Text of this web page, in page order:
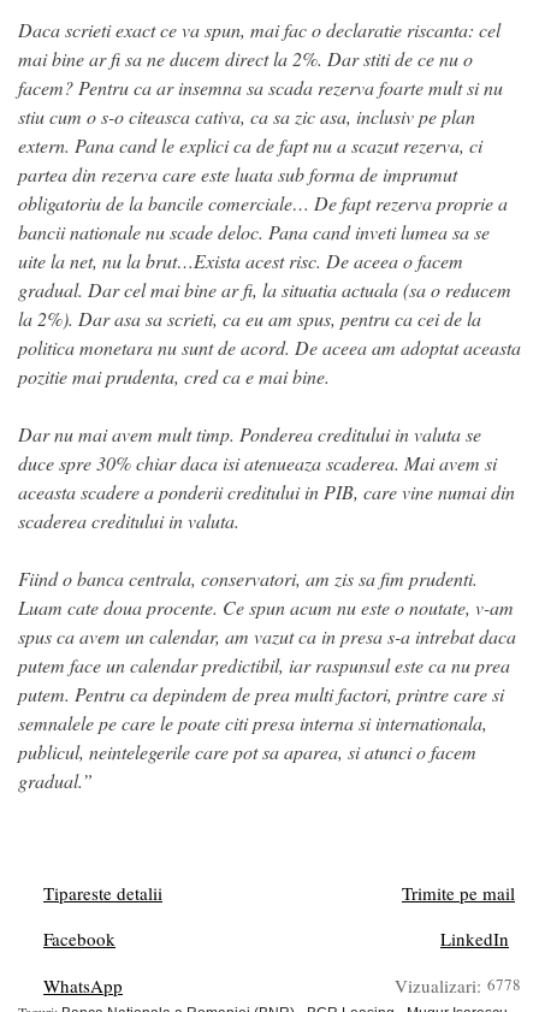
Daca scrieti exact ce va spun, mai fac o declaratie riscanta: cel
mai bine ar fi sa ne ducem direct la 2%. Dar stiti de ce nu o
facem? Pentru ca ar insemna sa scada rezerva foarte mult si nu
stiu cum o s-o citeasca cativa, ca sa zic asa, inclusiv pe plan
extern. Pana cand le explici ca de fapt nu a scazut rezerva, ci
partea din rezerva care este luata sub forma de imprumut
obligatoriu de la bancile comerciale… De fapt rezerva proprie a
bancii nationale nu scade deloc. Pana cand inveti lumea sa se
uite la net, nu la brut…Exista acest risc. De aceea o facem
gradual. Dar cel mai bine ar fi, la situatia actuala (sa o reducem
la 2%). Dar asa sa scrieti, ca eu am spus, pentru ca cei de la
politica monetara nu sunt de acord. De aceea am adoptat aceasta
pozitie mai prudenta, cred ca e mai bine.
Dar nu mai avem mult timp. Ponderea creditului in valuta se
duce spre 30% chiar daca isi atenueaza scaderea. Mai avem si
aceasta scadere a ponderii creditului in PIB, care vine numai din
scaderea creditului in valuta.
Fiind o banca centrala, conservatori, am zis sa fim prudenti.
Luam cate doua procente. Ce spun acum nu este o noutate, v-am
spus ca avem un calendar, am vazut ca in presa s-a intrebat daca
putem face un calendar predictibil, iar raspunsul este ca nu prea
putem. Pentru ca depindem de prea multi factori, printre care si
semnalele pe care le poate citi presa interna si internationala,
publicul, neintelegerile care pot sa aparea, si atunci o facem
gradual.”
Tipareste detalii
Trimite pe mail
Facebook
LinkedIn
WhatsApp
Vizualizari: 6778